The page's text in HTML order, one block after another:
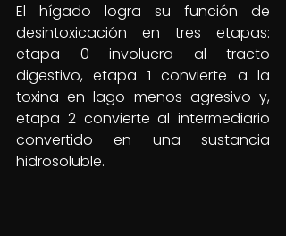
El hígado logra su función de
desintoxicación en tres etapas:
etapa 0 involucra al tracto
digestivo, etapa 1 convierte a la
toxina en lago menos agresivo y,
etapa 2 convierte al intermediario
convertido en una sustancia
hidrosoluble.